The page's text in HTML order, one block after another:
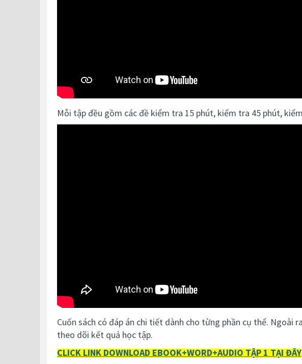
Mỗi tập đều gồm các đề kiểm tra 15 phút, kiểm tra 45 phút,
Cuốn sách có đáp án chi tiết dành cho từng phần cụ thể. Ngoài
theo dõi kết quả học tập.
CLICK LINK DOWNLOAD EBOOK+WORD+AUDIO TẬP 1 TẠI ĐÂY